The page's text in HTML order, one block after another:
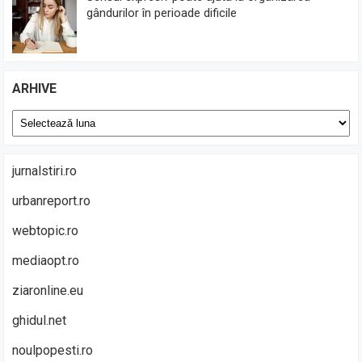
gândurilor în perioade dificile
ARHIVE
Arhive
jurnalstiri.ro
urbanreport.ro
webtopic.ro
mediaopt.ro
ziaronline.eu
ghidul.net
noulpopesti.ro